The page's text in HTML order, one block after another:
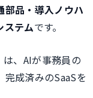
部品・導入ノウハ
ステムです。
、AIが事務員の
成済みのSaaSを